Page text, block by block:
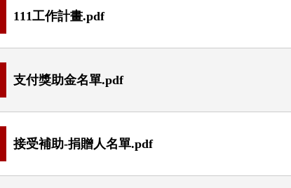
111工作計畫.pdf
支付獎助金名單.pdf
接受補助-捐贈人名單.pdf